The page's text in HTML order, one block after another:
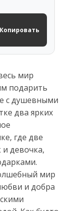
Копировать
мир
подарить
с душевными
два ярких
где две
и девочка,
мир
и добра